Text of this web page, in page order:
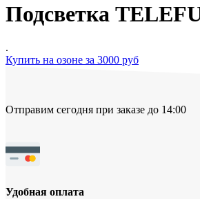
Подсветка
.
Купить на озоне за 3000 руб
Отправим сегодня при заказе до 14:00
Удобная оплата